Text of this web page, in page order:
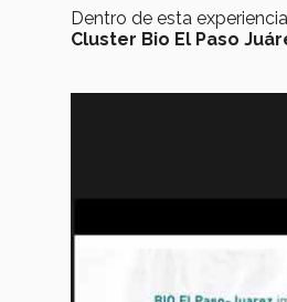
Dentro de esta
Cluster Bio El Paso